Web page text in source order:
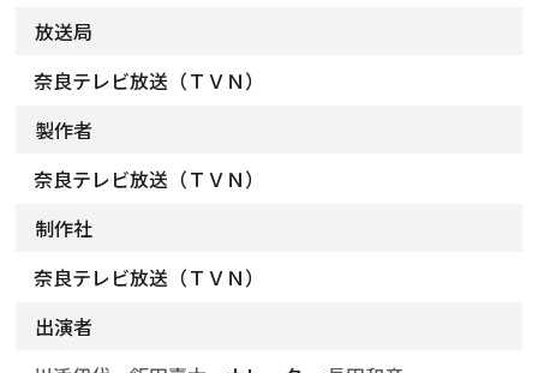
放送局
奈良テレビ放送（ＴＶＮ）
製作者
奈良テレビ放送（ＴＶＮ）
制作社
奈良テレビ放送（ＴＶＮ）
出演者